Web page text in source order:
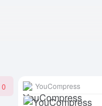
0 YouCompress